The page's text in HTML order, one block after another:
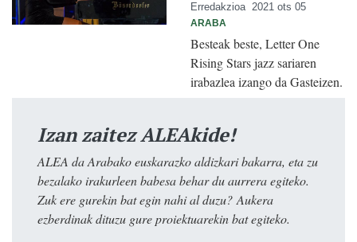
Erredakzioa 2021 ots 05
ARABA
Besteak beste, Letter One
Rising Stars jazz sariaren
irabazlea izango da Gasteizen.
Izan zaitez ALEAkide!
ALEA da Arabako euskarazko aldizkari bakarra, eta zu
bezalako irakurleen babesa behar du aurrera egiteko.
Zuk ere gurekin bat egin nahi al duzu? Aukera
ezberdinak dituzu gure proiektuarekin bat egiteko.